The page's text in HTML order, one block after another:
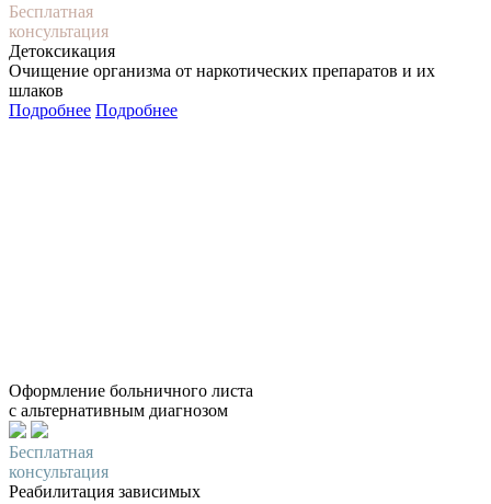
Бесплатная
консультация
Детоксикация
Очищение организма от наркотических препаратов и их
шлаков
Подробнее Подробнее
Оформление больничного листа
с альтернативным диагнозом
Бесплатная
консультация
Реабилитация зависимых